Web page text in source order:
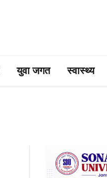
युवा जगत स्वास्थ्य